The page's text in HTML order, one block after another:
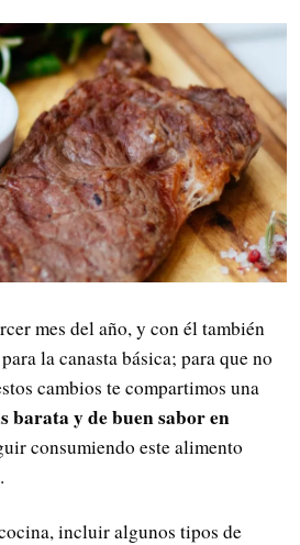
mes del año, y con él también
la canasta básica; para que no
cambios te compartimos una
barata y de buen sabor en
consumiendo este alimento
incluir algunos tipos de